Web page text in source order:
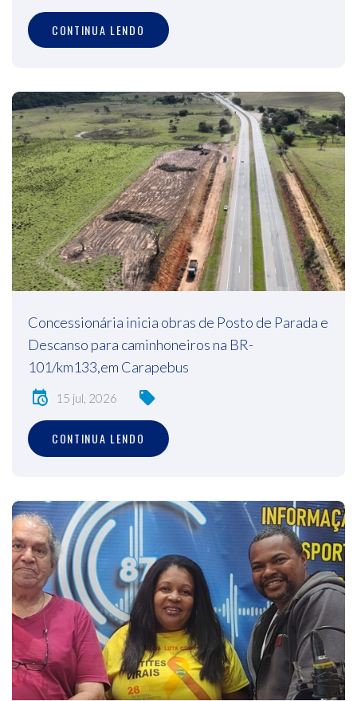
CONTINUA LENDO
Concessionária inicia obras de Posto de Parada e
Descanso para caminhoneiros na BR-
101/km133,em Carapebus
15 jul, 2026
CONTINUA LENDO